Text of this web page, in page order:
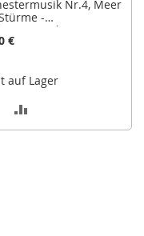
Nr.4, Meer
-
Nr. 2,
1959
€
auf Lager
VERGLEICHSLISTE